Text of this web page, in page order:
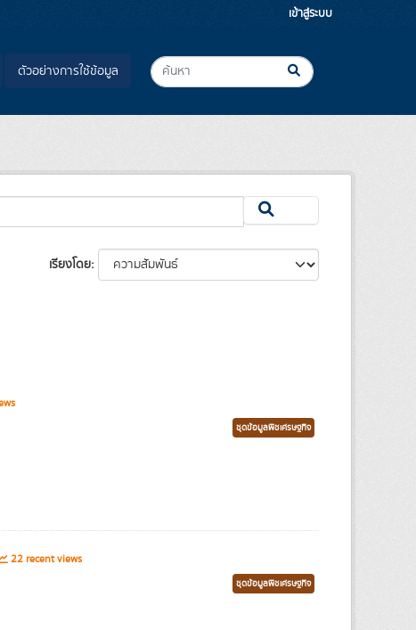
เข้าสู่ระบบ
ตัวอย่างการใช้ข้อมูล
เรียงโดย
ชุดข้อมูลพืชเศรษฐกิจ
22 recent views
ชุดข้อมูลพืชเศรษฐกิจ